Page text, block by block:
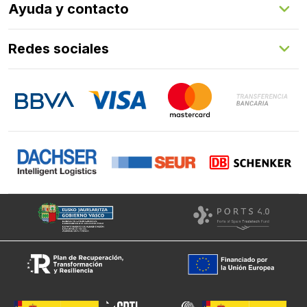
Programa de fidelización
Ayuda y contacto
FAQs
Contacto
Redes sociales
Instagram
Facebook